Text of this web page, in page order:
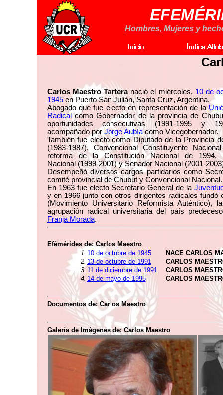
Hombres, Mujeres y
Carlos Maestro Tarteranació el miércoles, 10 de
1945en Puerto San Julián, Santa Cruz, Argentina.
Abogado que fue electo en representación de la
Radicalcomo Gobernador de la provincia de
oportunidades consecutivas (1991-1995 y
acompañado por Jorge Aubíacomo Vicegobernador.
También fue electo como Diputado de la Provincia
(1983-1987), Convencional Constituyente
reforma de la Constitución Nacional de 1994,
Nacional (1999-2001) y Senador Nacional (2001-
Desempeñó diversos cargos partidarios como
comité provincial de Chubut y Convencional Nacional.
En 1963 fue electo Secretario General de la
y en 1966 junto con otros dirigentes radicales fundó
(Movimiento Universitario Reformista Auténtico),
agrupación radical universitaria del país
Franja Morada.
Efémérides de:Carlos Maestro
1. 10 de octubre de 1945
NACE CARLOS
2. 13 de octubre de 1991
CARLOS
3. 11 de diciembre de 1991
CARLOS
4. 14 de mayo de 1995 CARLOS
Documentos de:Carlos Maestro
Galería de Imágenes de:Carlos Maestro